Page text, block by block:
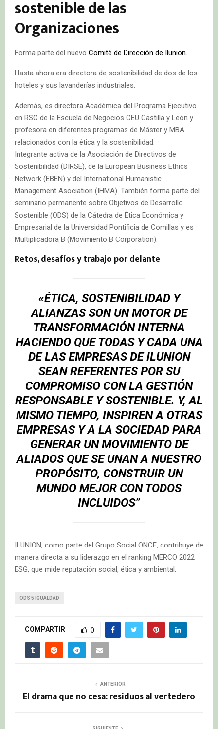
sostenible de las
Organizaciones
Forma parte del nuevo Comité de Dirección de Ilunion.
Hasta ahora era directora de sostenibilidad de dos de los
hoteles y sus lavanderías industriales.
Además, es directora Académica del Programa Ejecutivo
en RSC de la Escuela de Negocios CEU Castilla y León y
profesora en diferentes programas de Máster y MBA
relacionados con la ética y la sostenibilidad.
Integrante activa de la Asociación de Directivos de
Sostenibilidad (DIRSE), de la European Business Ethics
Network (EBEN) y del International Humanistic
Management Asociation (IHMA). También forma parte del
seminario permanente sobre Objetivos de Desarrollo
Sostenible (ODS) de la Cátedra de Ética Económica y
Empresarial de la Universidad Pontificia de Comillas y es
Multiplicadora B (Movimiento B Corporation).
Retos, desafíos y trabajo por delante
«ÉTICA, SOSTENIBILIDAD Y
ALIANZAS SON UN MOTOR DE
TRANSFORMACIÓN INTERNA
HACIENDO QUE TODAS Y CADA UNA
DE LAS EMPRESAS DE ILUNION
SEAN REFERENTES POR SU
COMPROMISO CON LA GESTIÓN
RESPONSABLE Y SOSTENIBLE. Y, AL
MISMO TIEMPO, INSPIREN A OTRAS
EMPRESAS Y A LA SOCIEDAD PARA
GENERAR UN MOVIMIENTO DE
ALIADOS QUE SE UNAN A NUESTRO
PROPÓSITO, CONSTRUIR UN
MUNDO MEJOR CON TODOS
INCLUIDOS”
ILUNION, como parte del Grupo Social ONCE, contribuye de
manera directa a su liderazgo en el ranking MERCO 2022
ESG, que mide reputación social, ética y ambiental.
ODS 5 IGUALDAD
COMPARTIR 0
ANTERIOR
El drama que no cesa: residuos al vertedero